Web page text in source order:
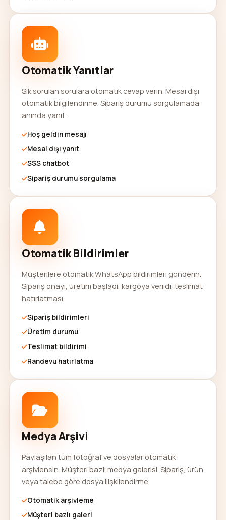
Otomatik Yanıtlar
Sık sorulan sorulara otomatik cevap verin. Mesai dışı
otomatik bilgilendirme. Sipariş durumu sorgulamada
anında yanıt.
Hoş geldin mesajı
Mesai dışı yanıt
SSS chatbot
Sipariş durumu sorgulama
Otomatik Bildirimler
Müşterilere otomatik WhatsApp bildirimleri gönderin.
Sipariş onayı, üretim başladı, kargoya verildi, teslimat
hatırlatması.
Sipariş bildirimleri
Üretim durumu
Teslimat bildirimi
Randevu hatırlatma
Medya Arşivi
Paylaşılan tüm fotoğraf ve dosyalar otomatik
arşivlensin. Müşteri bazlı medya galerisi. Sipariş, ürün
veya talebe göre dosya ilişkilendirme.
Otomatik arşivleme
Müşteri bazlı galeri